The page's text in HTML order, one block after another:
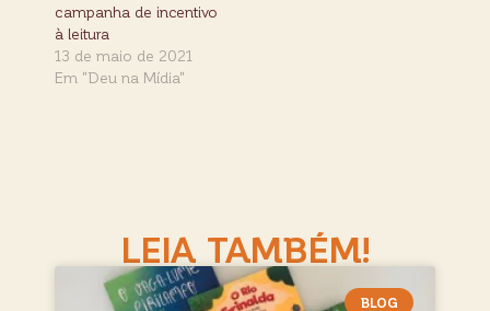
campanha de incentivo
à leitura
13 de maio de 2021
Em "Deu na Mídia"
LEIA TAMBÉM!
BLOG